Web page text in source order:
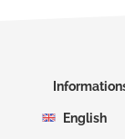
English